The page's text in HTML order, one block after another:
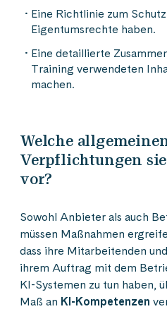
Eine Richtlinie zum
Eigentumsrechte haben.
Eine detaillierte
Training verwendeten
machen.
Welche
Verpflichtungen
vor?
Sowohl Anbieter als auch
müssen Maßnahmen
dass ihre Mitarbeitenden
ihrem Auftrag mit dem
KI-Systemen zu tun haben,
Maß an KI-Kompetenzen